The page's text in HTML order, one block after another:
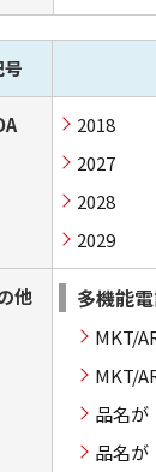
2018
2027
2028
2029
他 多機能
MKT/
MKT/
品名が
品名が